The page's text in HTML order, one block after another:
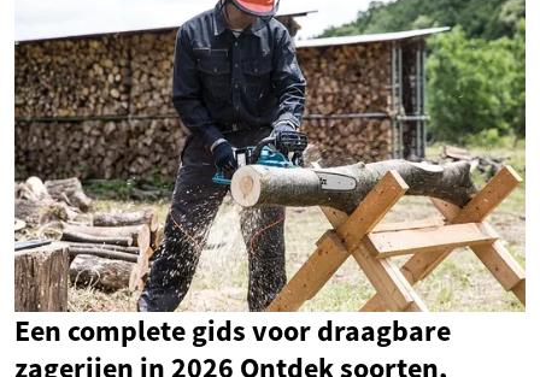
Een complete gids voor draagbare
zagerijen in 2026 Ontdek soorten,